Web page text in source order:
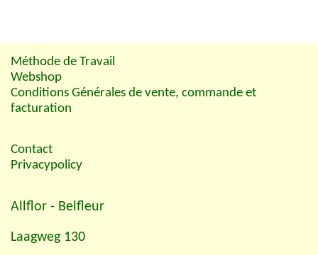
Méthode de Travail
Webshop
Conditions Générales de vente, commande et
facturation
Contact
Privacypolicy
Allflor - Belfleur
Laagweg 130